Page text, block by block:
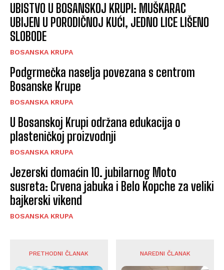
UBISTVO U BOSANSKOJ KRUPI: MUŠKARAC
UBIJEN U PORODIČNOJ KUĆI, JEDNO LICE LIŠENO
SLOBODE
BOSANSKA KRUPA
Podgrmečka naselja povezana s centrom
Bosanske Krupe
BOSANSKA KRUPA
U Bosanskoj Krupi održana edukacija o
plasteničkoj proizvodnji
BOSANSKA KRUPA
Jezerski domaćin 10. jubilarnog Moto
susreta: Crvena jabuka i Belo Kopche za veliki
bajkerski vikend
BOSANSKA KRUPA
PRETHODNI ČLANAK NAREDNI ČLANAK